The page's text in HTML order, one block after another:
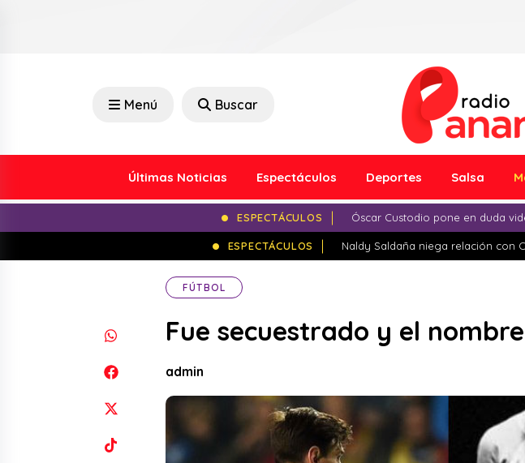
Menú Buscar
Últimas Noticias Espectáculos Deportes Salsa
ESPECTÁCULOS Óscar Custodio pone en duda
ESPECTÁCULOS Naldy Saldaña niega relación con
FÚTBOL
Fue secuestrado y el
admin